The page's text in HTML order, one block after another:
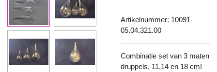
Artikelnummer: 10091-
05.04.321.00
Combinatie set van 3 maten
druppels, 11,14 en 18 cm!